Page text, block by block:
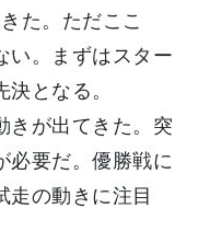
た。ただここ
い。まずはスター
となる。
きが出てきた。突
必要だ。優勝戦に
走の動きに注目